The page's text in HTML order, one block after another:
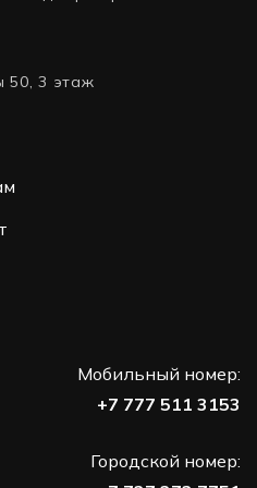
50, 3 этаж
Мобильный номер:
+7 777 511 3153
Городской номер: